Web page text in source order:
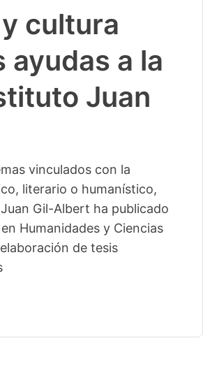
cultura
ayudas a la
Juan
vinculados con la
literario o humanístico,
Gil-Albert ha publicado
Humanidades y Ciencias
de tesis